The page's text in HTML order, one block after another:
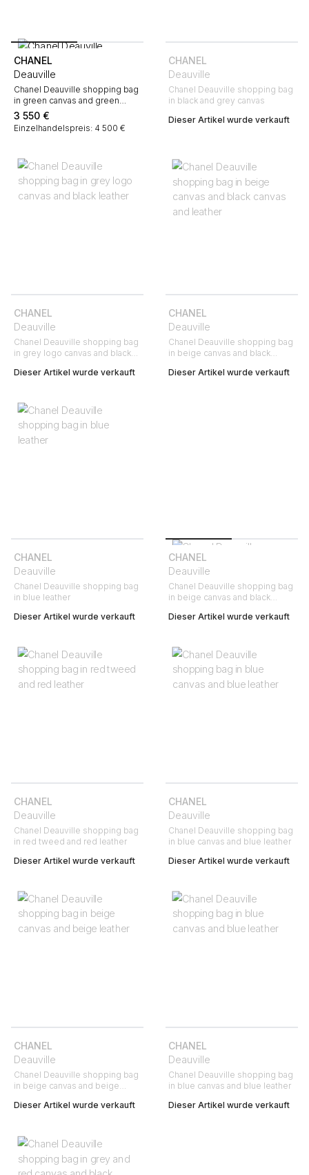
CHANEL
Deauville
Chanel Deauville shopping bag
in green canvas and green
leather
3 550 €
Einzelhandelspreis: 4 500 €
CHANEL
Deauville
Chanel Deauville shopping bag
in black and grey canvas
Dieser Artikel wurde verkauft
CHANEL
Deauville
Chanel Deauville shopping bag
in grey logo canvas and black
Dieser Artikel wurde verkauft
CHANEL
Deauville
Chanel Deauville shopping bag
in beige canvas and black
Dieser Artikel wurde verkauft
CHANEL
Deauville
Chanel Deauville shopping bag
in blue leather
Dieser Artikel wurde verkauft
CHANEL
Deauville
Chanel Deauville shopping bag
in beige canvas and black
Dieser Artikel wurde verkauft
CHANEL
Deauville
Chanel Deauville shopping bag
in red tweed and red leather
Dieser Artikel wurde verkauft
CHANEL
Deauville
Chanel Deauville shopping bag
in blue canvas and blue leather
Dieser Artikel wurde verkauft
CHANEL
Deauville
Chanel Deauville shopping bag
in beige canvas and beige
Dieser Artikel wurde verkauft
CHANEL
Deauville
Chanel Deauville shopping bag
in blue canvas and blue leather
Dieser Artikel wurde verkauft